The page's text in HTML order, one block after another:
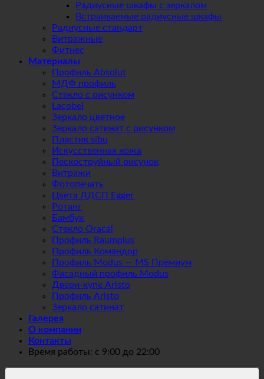
Радиусные шкафы с зеркалом
Встраиваемые радиусные шкафы
Радиусные стандарт
Витражные
Фитнес
Материалы
Профиль Absolut
МДФ профиль
Стекло с рисунком
Lacobel
Зеркало цветное
Зеркало сатинат с рисунком
Пластик sibu
Искусственная кожа
Пескоструйный рисунок
Витражи
Фотопечать
Цвета ЛДСП Egger
Ротанг
Бамбук
Стекло Oracal
Профиль Raumplus
Профиль Командор
Профиль Modus — MS Премиум
Фасадный профиль Modus
Двери-купе Aristo
Профиль Aristo
Зеркало сатинат
Галерея
О компании
Контакты
Время работы: с 9:00 до 22:00